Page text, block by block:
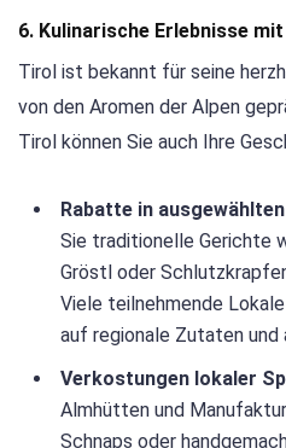
6. Kulinarische Erlebnisse
Tirol ist bekannt für seine
von den Aromen der Alpen
Tirol können Sie auch Ihre
Rabatte in
Sie traditionelle Gerichte
Gröstl oder
Viele teilnehmende
auf regionale Zutaten
Verkostungen lokaler
Almhütten und
Schnaps oder